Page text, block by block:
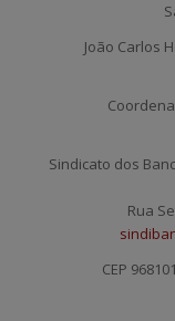
João
Sindicato dos
Rua
CEP